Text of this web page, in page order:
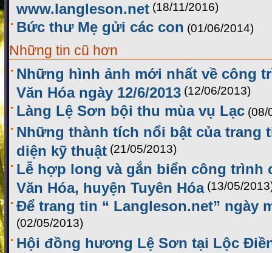
www.langleson.net (18/11/2016)
Bức thư Mẹ gửi các con (01/06/2014)
Những tin cũ hơn
Những hình ảnh mới nhất về công
Văn Hóa ngày 12/6/2013 (12/06/2013)
Làng Lệ Sơn bội thu mùa vụ Lạc (08/
Những thành tích nổi bật của trang
diện kỹ thuật (21/05/2013)
Lễ hợp long và gắn biển công trình
Văn Hóa, huyện Tuyên Hóa (13/05/
Để trang tin “ Langleson.net” ngày
(02/05/2013)
Hội đồng hương Lệ Sơn tại Lộc